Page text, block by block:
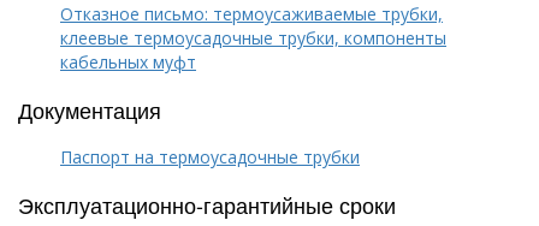
Отказное письмо: термоусаживаемые трубки,
клеевые термоусадочные трубки, компоненты
кабельных муфт
Документация
Паспорт на термоусадочные трубки
Эксплуатационно-гарантийные сроки